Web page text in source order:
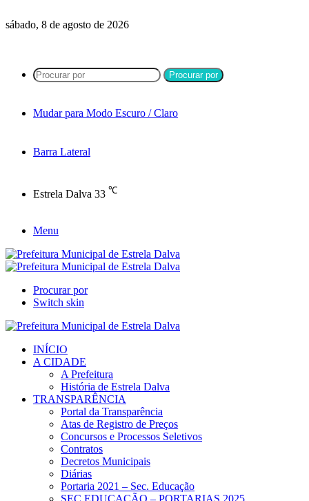
sábado, 8 de agosto de 2026
Procurar por
Mudar para Modo Escuro / Claro
Barra Lateral
Estrela Dalva 33 ℃
Menu
Procurar por
Switch skin
INÍCIO
A CIDADE
A Prefeitura
História de Estrela Dalva
TRANSPARÊNCIA
Portal da Transparência
Atas de Registro de Preços
Concursos e Processos Seletivos
Contratos
Decretos Municipais
Diárias
Portaria 2021 – Sec. Educação